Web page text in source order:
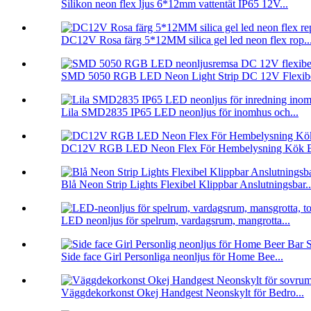
Silikon neon flex ljus 6*12mm vattentät IP65 12V...
DC12V Rosa färg 5*12MM silica gel led neon flex
SMD 5050 RGB LED Neon Light Strip DC 12V
Lila SMD2835 IP65 LED neonljus för inomhus och...
DC12V RGB LED Neon Flex För Hembelysning Kök
Blå Neon Strip Lights Flexibel Klippbar
LED neonljus för spelrum, vardagsrum, mangrotta...
Side face Girl Personliga neonljus för Home Bee...
Väggdekorkonst Okej Handgest Neonskylt för Bedro...